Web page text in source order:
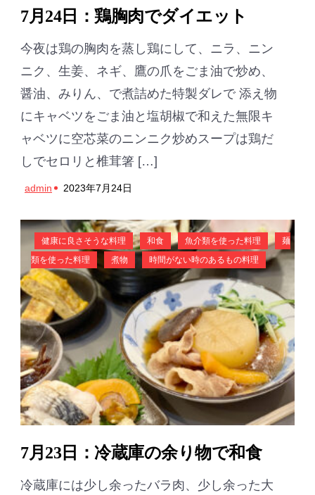
7月24日：鶏胸肉でダイエット
今夜は鶏の胸肉を蒸し鶏にして、ニラ、ニン
ニク、生姜、ネギ、鷹の爪をごま油で炒め、
醤油、みりん、で煮詰めた特製ダレで 添え物
にキャベツをごま油と塩胡椒で和えた無限キ
ャベツに空芯菜のニンニク炒めスープは鶏だ
しでセロリと椎茸箸 […]
admin 2023年7月24日
健康に良さそうな料理 和食 魚介類を使った料理
麺
類を使った料理
煮物 時間がない時のあるもの料理
7月23日：冷蔵庫の余り物で和食
冷蔵庫には少し余ったバラ肉、少し余った大